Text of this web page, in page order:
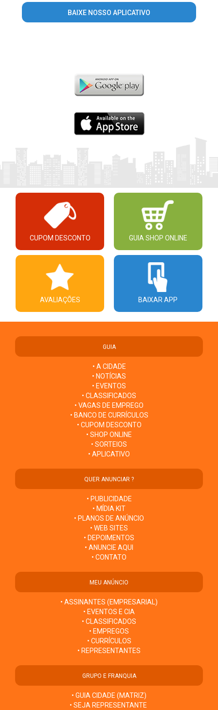
BAIXE NOSSO APLICATIVO
CUPOM DESCONTO GUIA SHOP ONLINE
AVALIAÇÕES BAIXAR APP
GUIA
• A CIDADE
• NOTÍCIAS
• EVENTOS
• CLASSIFICADOS
• VAGAS DE EMPREGO
• BANCO DE CURRÍCULOS
• CUPOM DESCONTO
• SHOP ONLINE
• SORTEIOS
• APLICATIVO
QUER ANUNCIAR ?
• PUBLICIDADE
• MÍDIA KIT
• PLANOS DE ANÚNCIO
• WEB SITES
• DEPOIMENTOS
• ANUNCIE AQUI
• CONTATO
MEU ANÚNCIO
• ASSINANTES (EMPRESARIAL)
• EVENTOS E CIA
• CLASSIFICADOS
• EMPREGOS
• CURRÍCULOS
• REPRESENTANTES
GRUPO E FRANQUIA
• GUIA CIDADE (MATRIZ)
• SEJA REPRESENTANTE